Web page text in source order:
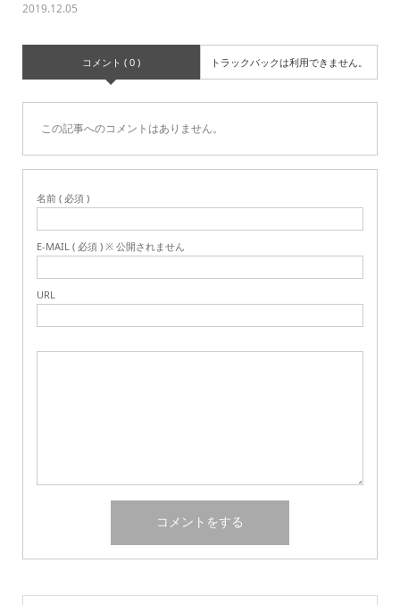
2019.12.05
コメント ( 0 ) トラックバックは利用できません。
この記事へのコメントはありません。
名前 ( 必須 )
E-MAIL ( 必須 ) ※ 公開されません
URL